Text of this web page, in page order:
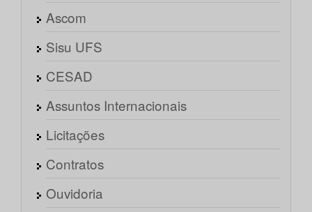
Ascom
Sisu UFS
CESAD
Assuntos Internacionais
Licitações
Contratos
Ouvidoria